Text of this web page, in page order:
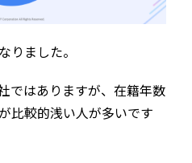
りました。
ではありますが、在籍年数
比較的浅い人が多いです